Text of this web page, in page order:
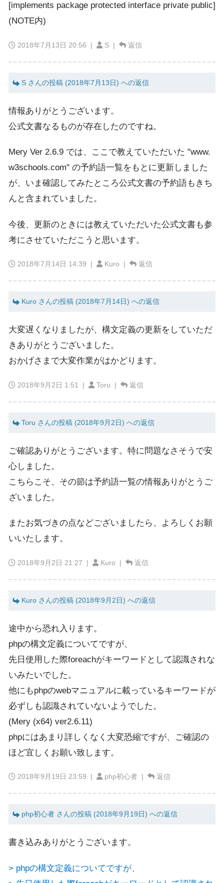
[implements package protected interface private public]
(NOTE内)
2018年7月13日 20:56 | S | 返信
S さんの投稿 (2018年7月13日) への返信
情報ありがとうございます。
公式文書なるものが存在したのですね。
Mery Ver 2.6.9 では、ここで教えていただいた "www.
w3schools.com" の予約語一覧をもとに更新しました
が、いま確認してみたところ公式文書の予約語もきち
んと含まれていました。
今後、更新のときには教えていただいた公式文書も参
考にさせていただこうと思います。
2018年7月14日 14:39 | Kuro | 返信
Kuro さんの投稿 (2018年7月14日) への返信
大変遅くなりましたが、構文定義の更新をしていただ
きありがとうございました。
おかげさまで大変作業がはかどります。
2018年9月2日 1:51 | Toru | 返信
Toru さんの投稿 (2018年9月2日) への返信
ご確認ありがとうございます。特に問題なさそうで安
心しました。
こちらこそ、その節は予約語一覧の情報ありがとうご
ざいました。
またお気づきの点などございましたら、よろしくお願
いいたします。
2018年9月2日 21:27 | Kuro | 返信
Kuro さんの投稿 (2018年9月2日) への返信
途中から恐れ入ります。
phpの構文定義についてですが、
先日使用した際foreachがキーワードとして認識されな
いみたいでした。
他にもphpのwebマニュアルに載っているキーワードが
必ずしも認識されていないようでした。
(Mery (x64) ver2.6.11)
phpにはあまり詳しくなく大変恐縮ですが、ご確認の
ほど宜しくお願い致します。
2018年9月19日 23:59 | php初心者 | 返信
php初心者 さんの投稿 (2018年9月19日) への返信
書き込みありがとうございます。
> phpの構文定義についてですが、